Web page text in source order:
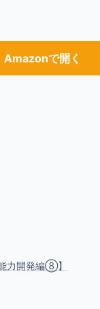
Amazonで開く
力開発編⑧】